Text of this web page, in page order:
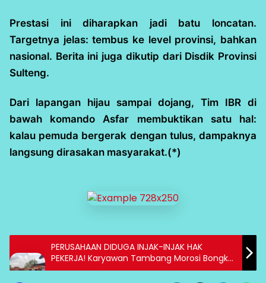
Prestasi ini diharapkan jadi batu loncatan.
Targetnya jelas: tembus ke level provinsi, bahkan
nasional. Berita ini juga dikutip dari Disdik Provinsi
Sulteng.
Dari lapangan hijau sampai dojang, Tim IBR di
bawah komando Asfar membuktikan satu hal:
kalau pemuda bergerak dengan tulus, dampaknya
langsung dirasakan masyarakat.(*)
PERUSAHAAN DIDUGA INJAK-INJAK HAK
PEKERJA! Karyawan Tambang Morosi Bongkar
Aib Sistem Kerja Semena-mena